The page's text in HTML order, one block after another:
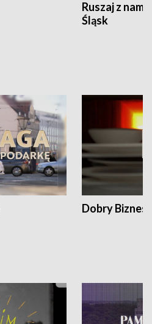
Ruszaj z
Śląsk
Dobry Biznes